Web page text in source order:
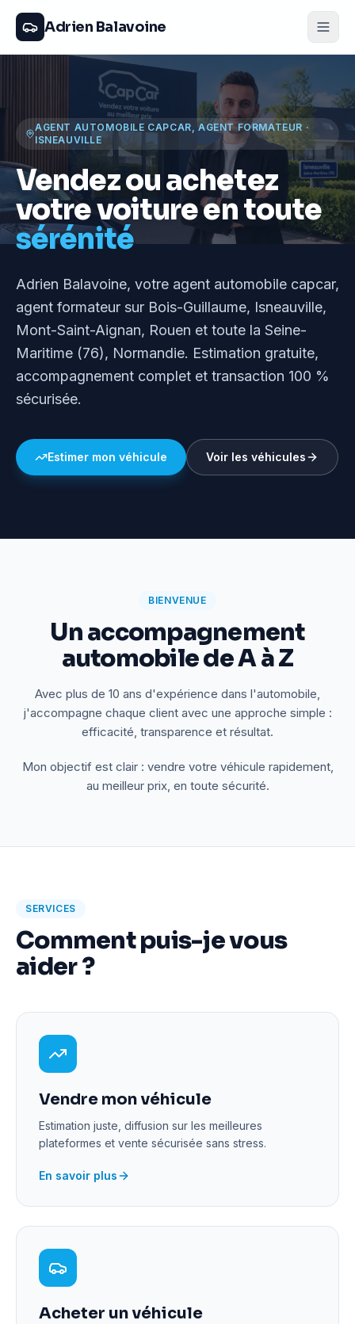
Adrien Balavoine
AGENT AUTOMOBILE CAPCAR, AGENT FORMATEUR ·
ISNEAUVILLE
Vendez ou achetez
votre voiture en toute
sérénité
Adrien Balavoine, votre agent automobile capcar,
agent formateur sur Bois-Guillaume, Isneauville,
Mont-Saint-Aignan, Rouen et toute la Seine-
Maritime (76), Normandie. Estimation gratuite,
accompagnement complet et transaction 100 %
sécurisée.
Estimer mon véhicule Voir les véhicules
BIENVENUE
Un accompagnement
automobile de A à Z
Avec plus de 10 ans d'expérience dans l'automobile,
j'accompagne chaque client avec une approche simple :
efficacité, transparence et résultat.
Mon objectif est clair : vendre votre véhicule rapidement,
au meilleur prix, en toute sécurité.
SERVICES
Comment puis-je vous
aider ?
Vendre mon véhicule
Estimation juste, diffusion sur les meilleures
plateformes et vente sécurisée sans stress.
En savoir plus
Acheter un véhicule